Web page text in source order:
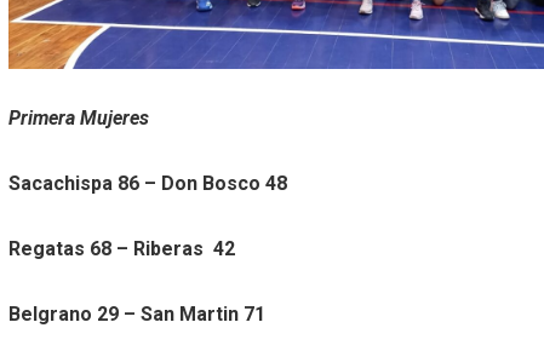
Primera Mujeres
Sacachispa 86 – Don Bosco 48
Regatas 68 – Riberas 42
Belgrano 29 – San Martin 71